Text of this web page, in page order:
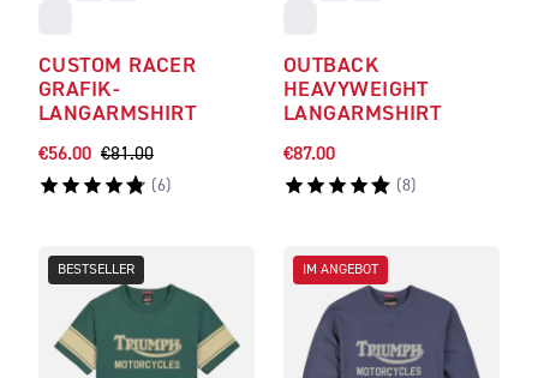
CUSTOM RACER
GRAFIK-
LANGARMSHIRT
€56.00 €81.00
(6)
OUTBACK
HEAVYWEIGHT
LANGARMSHIRT
€87.00
(8)
BESTSELLER IM ANGEBOT